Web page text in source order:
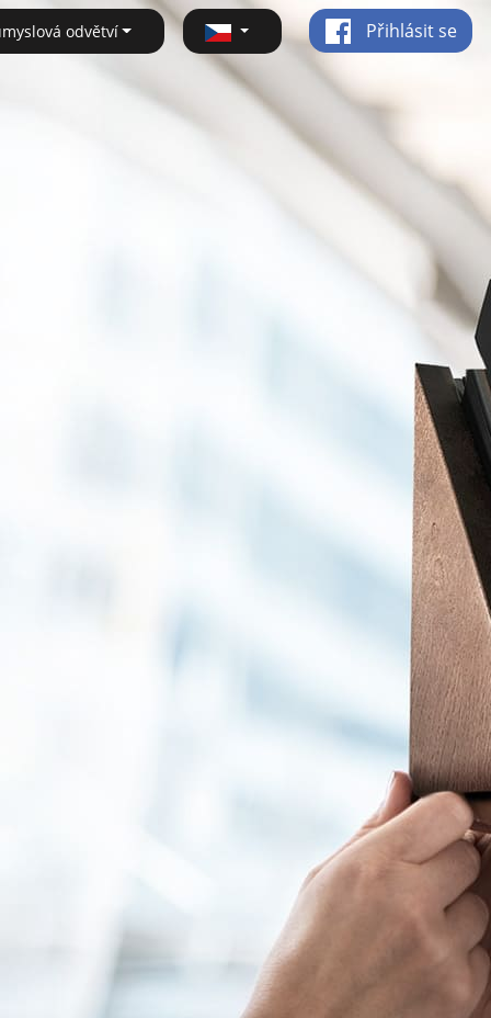
odvětví Přihlásit se